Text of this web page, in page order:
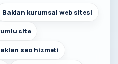
Baklan kurumsal web sitesi
site
seo hizmeti